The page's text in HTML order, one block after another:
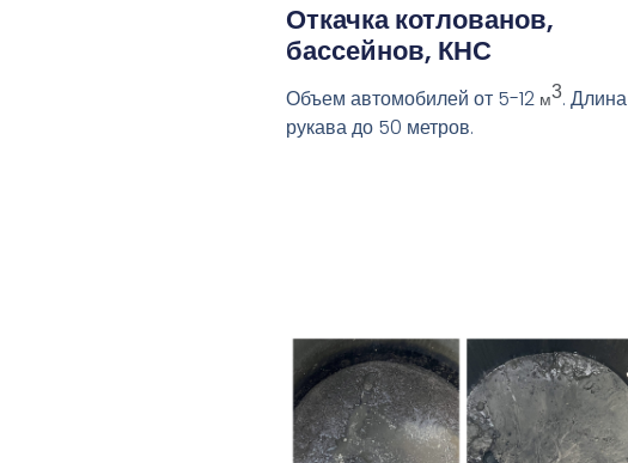
Откачка котлованов,
бассейнов, КНС
Объем автомобилей от 5-12 м3. Длина
рукава до 50 метров.